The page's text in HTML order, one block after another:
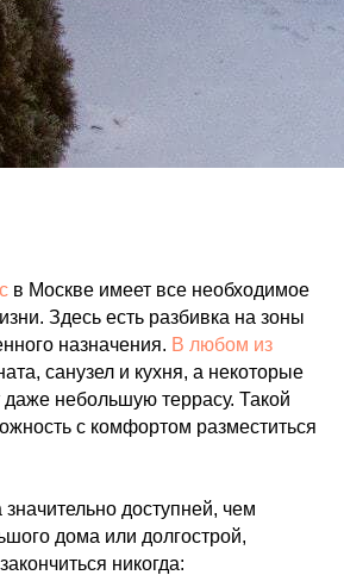
в Москве имеет все необходимое
Здесь есть разбивка на зоны
назначения. В любом из
санузел и кухня, а некоторые
небольшую террасу. Такой
с комфортом разместиться
доступней, чем
дома или долгострой,
никогда: